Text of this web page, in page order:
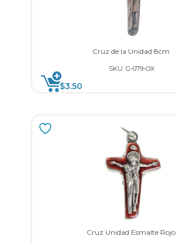
Cruz de la Unidad 8cm
SKU: G-079-OX
$3.50
Cruz Unidad Esmalte Rojo